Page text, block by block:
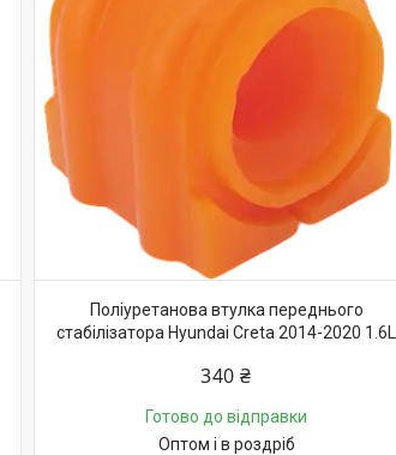
Поліуретанова втулка переднього
стабілізатора Hyundai Creta 2014-2020 1.6L
340 ₴
Готово до відправки
Оптом і в роздріб